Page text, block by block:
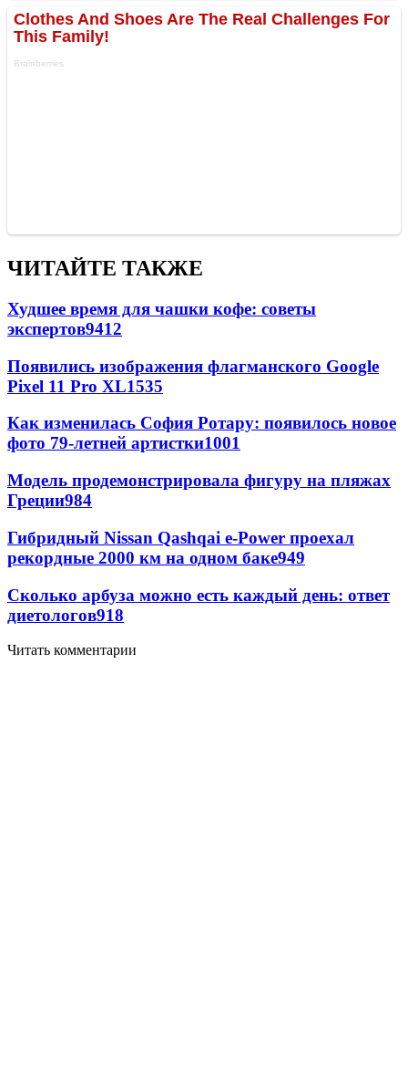
ЧИТАЙТЕ ТАКЖЕ
Худшее время для чашки кофе: советы
экспертов9412
Появились изображения флагманского Google
Pixel 11 Pro XL1535
Как изменилась София Ротару: появилось новое
фото 79-летней артистки1001
Модель продемонстрировала фигуру на пляжах
Греции984
Гибридный Nissan Qashqai e-Power проехал
рекордные 2000 км на одном баке949
Сколько арбуза можно есть каждый день: ответ
диетологов918
Читать комментарии